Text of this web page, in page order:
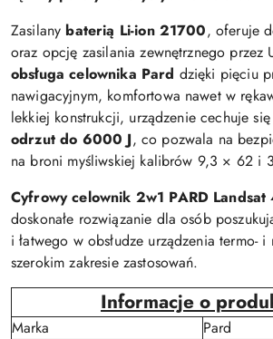
Zasilany baterią Li-ion 21700, oferuje
oraz opcję zasilania zewnętrznego przez
obsługa celownika Pard dzięki pięciu
nawigacyjnym, komfortowa nawet w
lekkiej konstrukcji, urządzenie cechuje
odrzut do 6000 J, co pozwala na
na broni myśliwskiej kalibrów 9,3 × 62 i
Cyfrowy celownik 2w1 PARD
doskonałe rozwiązanie dla osób
i łatwego w obsłudze urządzenia termo-
szerokim zakresie zastosowań.
Informacje o
Marka
Pard